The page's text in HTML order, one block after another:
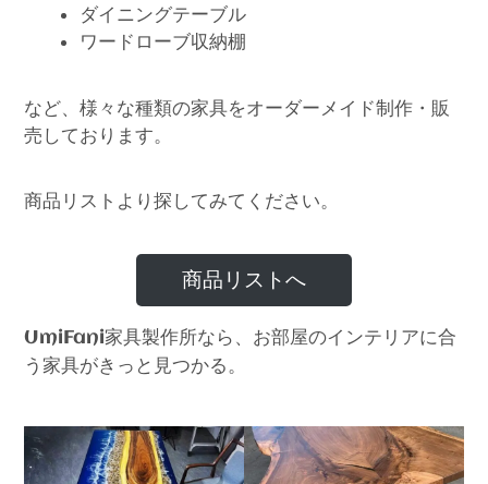
ダイニングテーブル
ワードローブ収納棚
など、様々な種類の家具をオーダーメイド制作・販
売しております。
商品リストより探してみてください。
商品リストへ
UmiFani家具製作所なら、お部屋のインテリアに合
う家具がきっと見つかる。